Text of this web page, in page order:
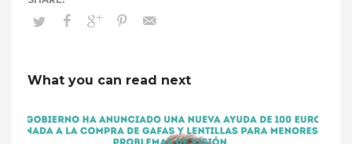
What you can read next